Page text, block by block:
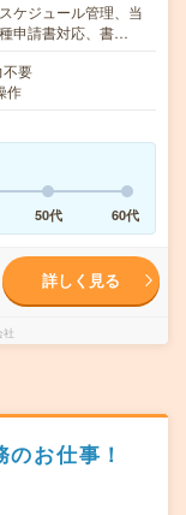
ケジュール管理、当
申請書対応、書…
不要
作
50代 60代
詳しく見る
お仕事！